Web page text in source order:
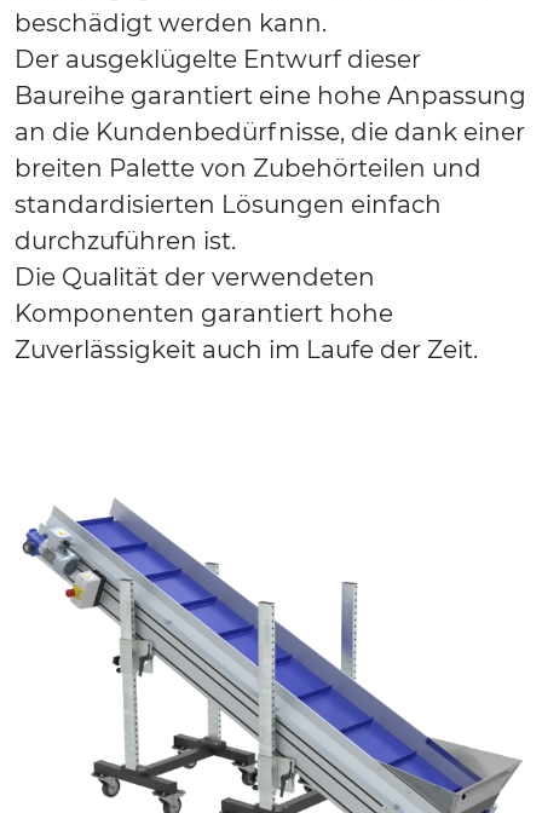
beschädigt werden kann.
Der ausgeklügelte Entwurf dieser
Baureihe garantiert eine hohe Anpassung
an die Kundenbedürfnisse, die dank einer
breiten Palette von Zubehörteilen und
standardisierten Lösungen einfach
durchzuführen ist.
Die Qualität der verwendeten
Komponenten garantiert hohe
Zuverlässigkeit auch im Laufe der Zeit.